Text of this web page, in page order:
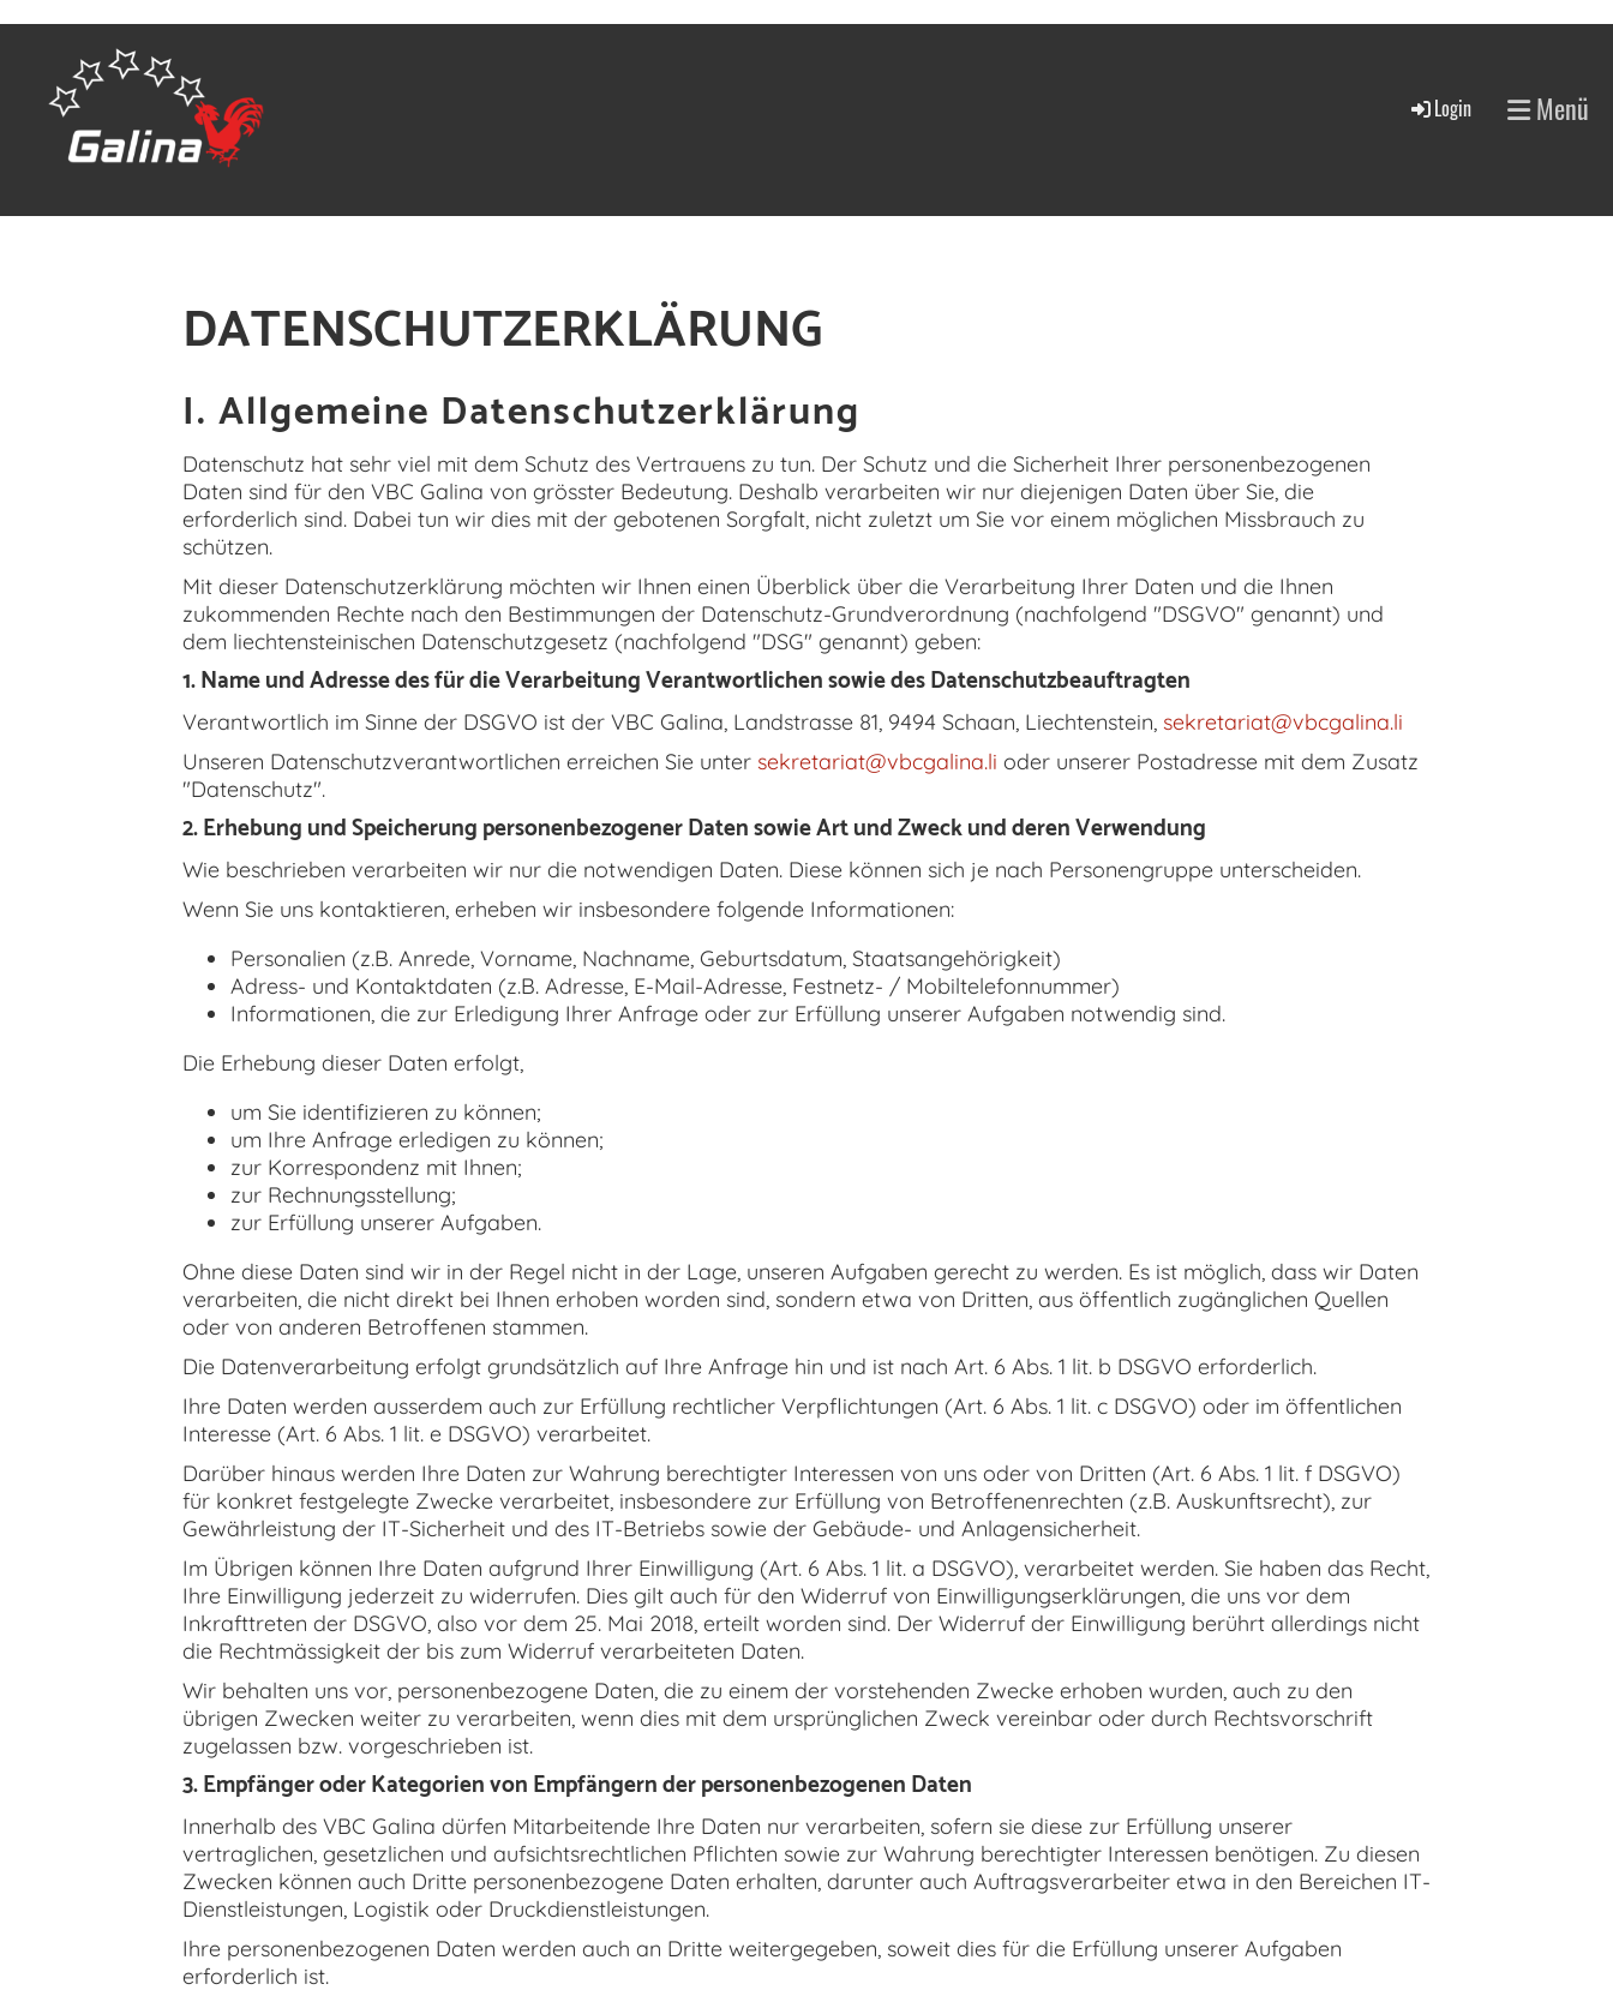
Login Menü
DATENSCHUTZERKLÄRUNG
I. Allgemeine Datenschutzerklärung
Datenschutz hat sehr viel mit dem Schutz des Vertrauens zu tun. Der Schutz und die Sicherheit Ihrer personenbezogenen
Daten sind für den VBC Galina von grösster Bedeutung. Deshalb verarbeiten wir nur diejenigen Daten über Sie, die
erforderlich sind. Dabei tun wir dies mit der gebotenen Sorgfalt, nicht zuletzt um Sie vor einem möglichen Missbrauch zu
schützen.
Mit dieser Datenschutzerklärung möchten wir Ihnen einen Überblick über die Verarbeitung Ihrer Daten und die Ihnen
zukommenden Rechte nach den Bestimmungen der Datenschutz-Grundverordnung (nachfolgend "DSGVO" genannt) und
dem liechtensteinischen Datenschutzgesetz (nachfolgend "DSG" genannt) geben:
1. Name und Adresse des für die Verarbeitung Verantwortlichen sowie des Datenschutzbeauftragten
Verantwortlich im Sinne der DSGVO ist der VBC Galina, Landstrasse 81, 9494 Schaan, Liechtenstein, sekretariat@vbcgalina.li
Unseren Datenschutzverantwortlichen erreichen Sie unter sekretariat@vbcgalina.li oder unserer Postadresse mit dem Zusatz
"Datenschutz".
2. Erhebung und Speicherung personenbezogener Daten sowie Art und Zweck und deren Verwendung
Wie beschrieben verarbeiten wir nur die notwendigen Daten. Diese können sich je nach Personengruppe unterscheiden.
Wenn Sie uns kontaktieren, erheben wir insbesondere folgende Informationen:
Personalien (z.B. Anrede, Vorname, Nachname, Geburtsdatum, Staatsangehörigkeit)
Adress- und Kontaktdaten (z.B. Adresse, E-Mail-Adresse, Festnetz- / Mobiltelefonnummer)
Informationen, die zur Erledigung Ihrer Anfrage oder zur Erfüllung unserer Aufgaben notwendig sind.
Die Erhebung dieser Daten erfolgt,
um Sie identifizieren zu können;
um Ihre Anfrage erledigen zu können;
zur Korrespondenz mit Ihnen;
zur Rechnungsstellung;
zur Erfüllung unserer Aufgaben.
Ohne diese Daten sind wir in der Regel nicht in der Lage, unseren Aufgaben gerecht zu werden. Es ist möglich, dass wir Daten
verarbeiten, die nicht direkt bei Ihnen erhoben worden sind, sondern etwa von Dritten, aus öffentlich zugänglichen Quellen
oder von anderen Betroffenen stammen.
Die Datenverarbeitung erfolgt grundsätzlich auf Ihre Anfrage hin und ist nach Art. 6 Abs. 1 lit. b DSGVO erforderlich.
Ihre Daten werden ausserdem auch zur Erfüllung rechtlicher Verpflichtungen (Art. 6 Abs. 1 lit. c DSGVO) oder im öffentlichen
Interesse (Art. 6 Abs. 1 lit. e DSGVO) verarbeitet.
Darüber hinaus werden Ihre Daten zur Wahrung berechtigter Interessen von uns oder von Dritten (Art. 6 Abs. 1 lit. f DSGVO)
für konkret festgelegte Zwecke verarbeitet, insbesondere zur Erfüllung von Betroffenenrechten (z.B. Auskunftsrecht), zur
Gewährleistung der IT-Sicherheit und des IT-Betriebs sowie der Gebäude- und Anlagensicherheit.
Im Übrigen können Ihre Daten aufgrund Ihrer Einwilligung (Art. 6 Abs. 1 lit. a DSGVO), verarbeitet werden. Sie haben das Recht,
Ihre Einwilligung jederzeit zu widerrufen. Dies gilt auch für den Widerruf von Einwilligungserklärungen, die uns vor dem
Inkrafttreten der DSGVO, also vor dem 25. Mai 2018, erteilt worden sind. Der Widerruf der Einwilligung berührt allerdings nicht
die Rechtmässigkeit der bis zum Widerruf verarbeiteten Daten.
Wir behalten uns vor, personenbezogene Daten, die zu einem der vorstehenden Zwecke erhoben wurden, auch zu den
übrigen Zwecken weiter zu verarbeiten, wenn dies mit dem ursprünglichen Zweck vereinbar oder durch Rechtsvorschrift
zugelassen bzw. vorgeschrieben ist.
3. Empfänger oder Kategorien von Empfängern der personenbezogenen Daten
Innerhalb des VBC Galina dürfen Mitarbeitende Ihre Daten nur verarbeiten, sofern sie diese zur Erfüllung unserer
vertraglichen, gesetzlichen und aufsichtsrechtlichen Pflichten sowie zur Wahrung berechtigter Interessen benötigen. Zu diesen
Zwecken können auch Dritte personenbezogene Daten erhalten, darunter auch Auftragsverarbeiter etwa in den Bereichen IT-
Dienstleistungen, Logistik oder Druckdienstleistungen.
Ihre personenbezogenen Daten werden auch an Dritte weitergegeben, soweit dies für die Erfüllung unserer Aufgaben
erforderlich ist.